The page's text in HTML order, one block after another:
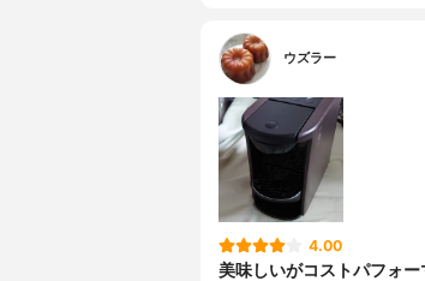
ウズラー
4.00
美味しいがコストパフォ